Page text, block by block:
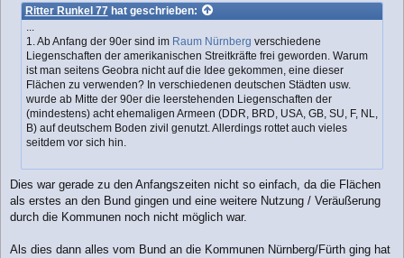
i
t
Ritter Runkel 77hat geschrieben:
...
1. Ab Anfang der 90er sind im Raum Nürnberg verschiedene
Liegenschaften der amerikanischen Streitkräfte frei geworden. Warum
ist man seitens Geobra nicht auf die Idee gekommen, eine dieser
Flächen zu verwenden? In verschiedenen deutschen Städten usw.
wurde ab Mitte der 90er die leerstehenden Liegenschaften der
(mindestens) acht ehemaligen Armeen (DDR, BRD, USA, GB, SU, F, NL,
B) auf deutschem Boden zivil genutzt. Allerdings rottet auch vieles
seitdem vor sich hin.
Dies war gerade zu den Anfangszeiten nicht so einfach, da die Flächen
als erstes an den Bund gingen und eine weitere Nutzung / Veräußerung
durch die Kommunen noch nicht möglich war.
Als dies dann alles vom Bund an die Kommunen Nürnberg/Fürth ging hat